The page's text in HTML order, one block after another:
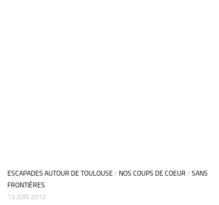
ESCAPADES AUTOUR DE TOULOUSE / NOS COUPS DE COEUR / SANS
FRONTIÈRES
13 JUIN 2012